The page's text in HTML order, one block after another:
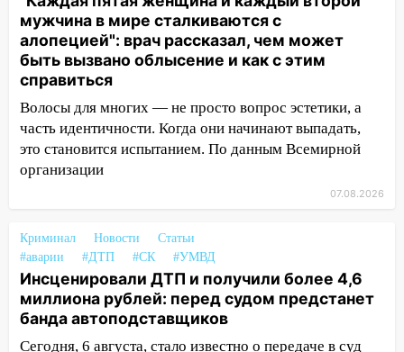
рецидивистом
14:26 В Ульяновске ограничат движение
по улице Ефремова
14:23
передумать увольняться, если им
повысят зарплату
14:01 Инсценировали ДТП и получили
автоподставщиков
13:36 В Инзе произошел крупный пожар
13:00 В суде защитили репутацию
мужчины, которого необоснованно
обвиняли в жестоком обращении с
мужчина в мире сталкиваются с
алопецией": врач рассказал, чем может
быть вызвано облысение и как с этим
справиться
Волосы для многих — не просто вопрос эстетики, а
часть идентичности. Когда они начинают выпадать,
это становится испытанием. По данным Всемирной
организации
07.08.2026
Криминал Новости
Статьи
#аварии
#ДТП #СК #УМВД
Инсценировали ДТП и получили более 4,6
миллиона рублей: перед судом предстанет
банда автоподставщиков
Сегодня, 6 августа, стало известно о передаче в суд